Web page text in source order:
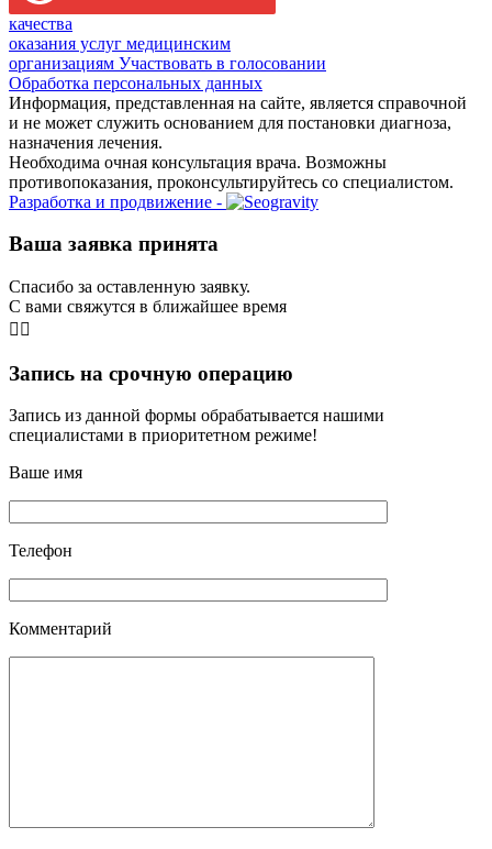
качества
оказания услуг медицинским
организациям Участвовать в голосовании
Обработка персональных данных
Информация, представленная на сайте, является справочной
и не может служить основанием для постановки диагноза,
назначения лечения.
Необходима очная консультация врача. Возможны
противопоказания, проконсультируйтесь со специалистом.
Разработка и продвижение -
Ваша заявка принята
Спасибо за оставленную заявку.
С вами свяжутся в ближайшее время
👨‍⚕️
Запись на срочную операцию
Запись из данной формы обрабатывается нашими
специалистами в приоритетном режиме!
Ваше имя
Телефон
Комментарий